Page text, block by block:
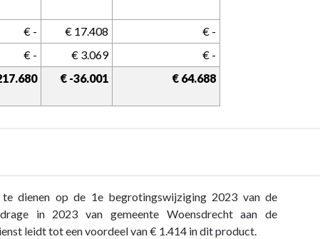
€ - € 17.408
€ -
€ - € 3.069
€ -
€ -36.001 € 64.688
dienen op de 1e begrotingswijziging 2023 van de
in 2023 van gemeente Woensdrecht aan de
leidt tot een voordeel van € 1.414 in dit product.